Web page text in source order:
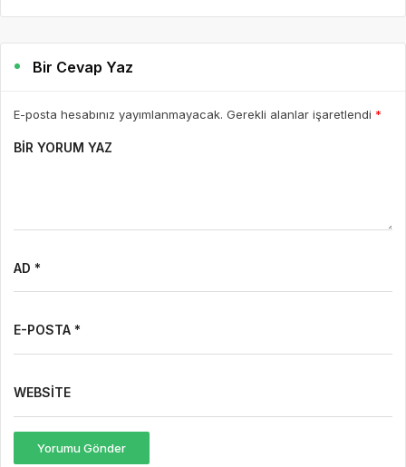
Bir Cevap Yaz
E-posta hesabınız yayımlanmayacak. Gerekli alanlar işaretlendi *
BIR YORUM YAZ
AD *
E-POSTA *
WEBSITE
Yorumu Gönder